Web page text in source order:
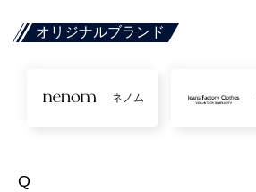
オリジナルブランド
ネノム
Q